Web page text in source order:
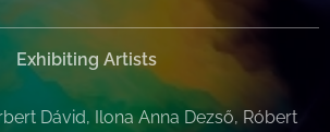
Exhibiting Artists
Dávid, Ilona Anna Dezső, Róbert